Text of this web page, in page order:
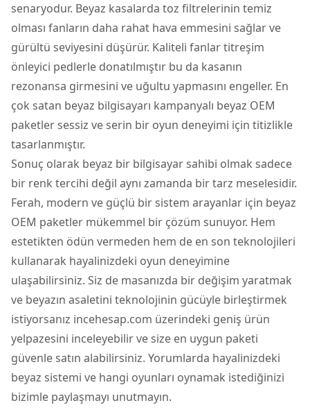
senaryodur. Beyaz kasalarda toz filtrelerinin temiz
olması fanların daha rahat hava emmesini sağlar ve
gürültü seviyesini düşürür. Kaliteli fanlar titreşim
önleyici pedlerle donatılmıştır bu da kasanın
rezonansa girmesini ve uğultu yapmasını engeller. En
çok satan beyaz bilgisayarı kampanyalı beyaz OEM
paketler sessiz ve serin bir oyun deneyimi için titizlikle
tasarlanmıştır.
Sonuç olarak beyaz bir bilgisayar sahibi olmak sadece
bir renk tercihi değil aynı zamanda bir tarz meselesidir.
Ferah, modern ve güçlü bir sistem arayanlar için beyaz
OEM paketler mükemmel bir çözüm sunuyor. Hem
estetikten ödün vermeden hem de en son teknolojileri
kullanarak hayalinizdeki oyun deneyimine
ulaşabilirsiniz. Siz de masanızda bir değişim yaratmak
ve beyazın asaletini teknolojinin gücüyle birleştirmek
istiyorsanız incehesap.com üzerindeki geniş ürün
yelpazesini inceleyebilir ve size en uygun paketi
güvenle satın alabilirsiniz. Yorumlarda hayalinizdeki
beyaz sistemi ve hangi oyunları oynamak istediğinizi
bizimle paylaşmayı unutmayın.